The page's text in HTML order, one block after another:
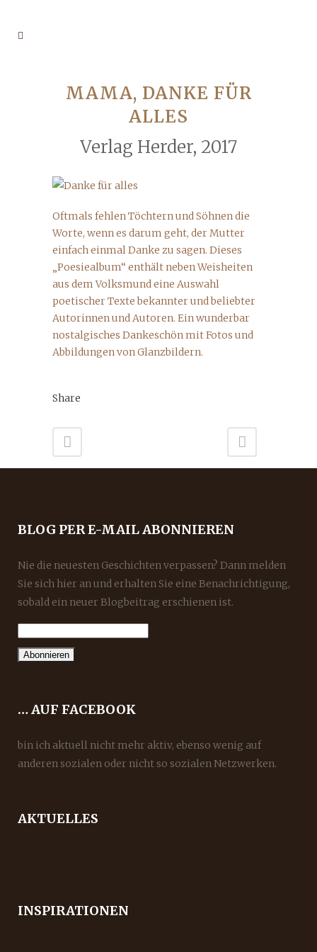
MAMA, DANKE FÜR
ALLES
Verlag Herder, 2017
Oftmals fehlen Töchtern und Söhnen die
Worte, wenn es darum geht, der Mutter
einfach einmal Danke zu sagen. Dieses
„Poesiealbum“ enthält neben Weisheiten
aus dem Volksmund eine Auswahl
poetischer Texte bekannter und beliebter
Autorinnen und Autoren. Ein wunderbar
nostalgisches Dankeschön mit Fotos und
Abbildungen von Glanzbildern.
Share
BLOG PER E-MAIL ABONNIEREN
Nie die neuesten Geschichten verpassen? Dann melden
Sie sich hier an und erhalten Sie eine Benachrichtigung,
sobald ein neuer Blogbeitrag erschienen ist.
… AUF FACEBOOK
bin ich aktuell nicht mehr aktiv, ebenso wenig auf
anderen sozialen oder nicht so sozialen Netzwerken.
AKTUELLES
INSPIRATIONEN